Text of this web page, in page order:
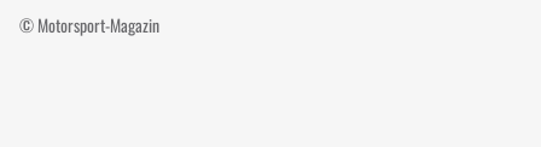
© Motorsport-Magazin